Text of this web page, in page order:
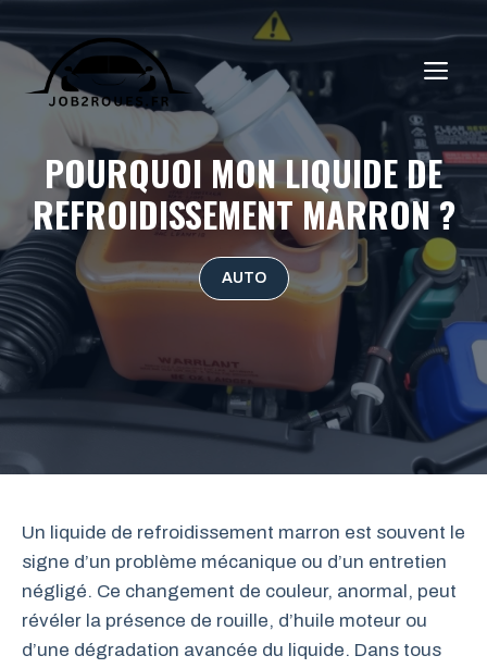
au
contenu
POURQUOI MON LIQUIDE DE
REFROIDISSEMENT MARRON ?
AUTO
Un liquide de refroidissement marron est souvent le
signe d’un problème mécanique ou d’un entretien
négligé. Ce changement de couleur, anormal, peut
révéler la présence de rouille, d’huile moteur ou
d’une dégradation avancée du liquide. Dans tous